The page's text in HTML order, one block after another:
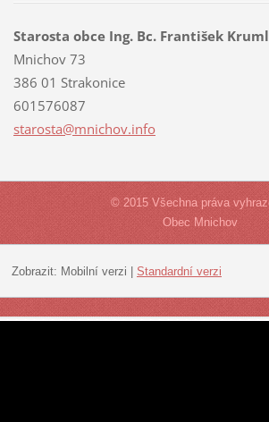
Starosta obce Ing. Bc. František
Mnichov 73
386 01 Strakonice
601576087
starosta@mnichov.info
© 2015 Všechna práva
Obec Mnichov
Zobrazit: Mobilní verzi Standardní verzi